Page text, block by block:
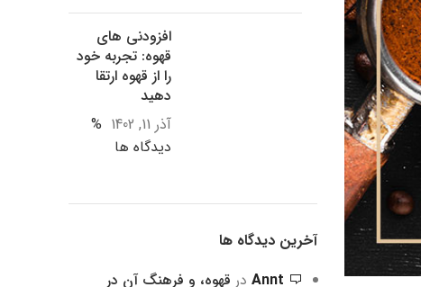
افزودنی های
قهوه: تجربه خود
را از قهوه ارتقا
دهید
آذر 11, 1402
%
دیدگاه ها
آخرین دیدگاه ها
Annt در قهوه، و فرهنگ آن در